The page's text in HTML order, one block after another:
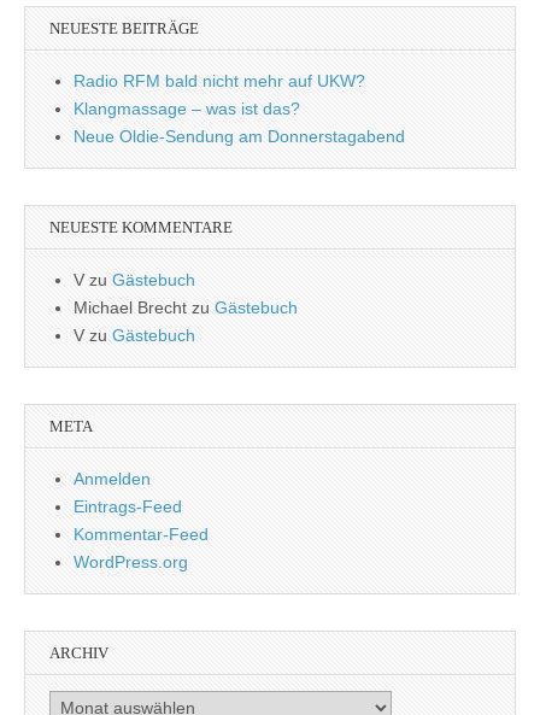
NEUESTE BEITRÄGE
Radio RFM bald nicht mehr auf UKW?
Klangmassage – was ist das?
Neue Oldie-Sendung am Donnerstagabend
NEUESTE KOMMENTARE
V zu Gästebuch
Michael Brecht zu Gästebuch
Vzu Gästebuch
META
Anmelden
Eintrags-Feed
Kommentar-Feed
WordPress.org
ARCHIV
Archiv